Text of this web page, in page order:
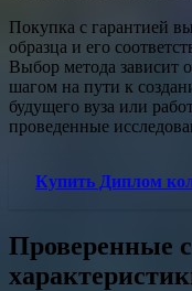
Покупка с гарантией
образца и его
Выбор метода зависит
шагом на пути к
будущего вуза или
проведенные
Купить Диплом
Проверенные